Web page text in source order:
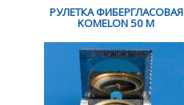
РУЛЕТКА ФИБЕРГЛАСОВАЯ
KOMELON 50 М